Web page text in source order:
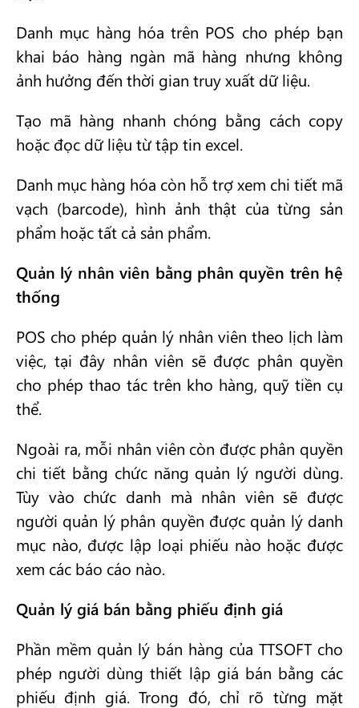
Danh mục hàng hóa trên POS cho phép bạn
khai báo hàng ngàn mã hàng nhưng không
ảnh hưởng đến thời gian truy xuất dữ liệu.
Tạo mã hàng nhanh chóng bằng cách copy
hoặc đọc dữ liệu từ tập tin excel.
Danh mục hàng hóa còn hỗ trợ xem chi tiết mã
vạch (barcode), hình ảnh thật của từng sản
phẩm hoặc tất cả sản phẩm.
Quản lý nhân viên bằng phân quyền trên hệ
thống
POS cho phép quản lý nhân viên theo lịch làm
việc, tại đây nhân viên sẽ được phân quyền
cho phép thao tác trên kho hàng, quỹ tiền cụ
thể.
Ngoài ra, mỗi nhân viên còn được phân quyền
chi tiết bằng chức năng quản lý người dùng.
Tùy vào chức danh mà nhân viên sẽ được
người quản lý phân quyền được quản lý danh
mục nào, được lập loại phiếu nào hoặc được
xem các báo cáo nào.
Quản lý giá bán bằng phiếu định giá
Phần mềm quản lý bán hàng của TTSOFT cho
phép người dùng thiết lập giá bán bằng các
phiếu định giá. Trong đó, chỉ rõ từng mặt